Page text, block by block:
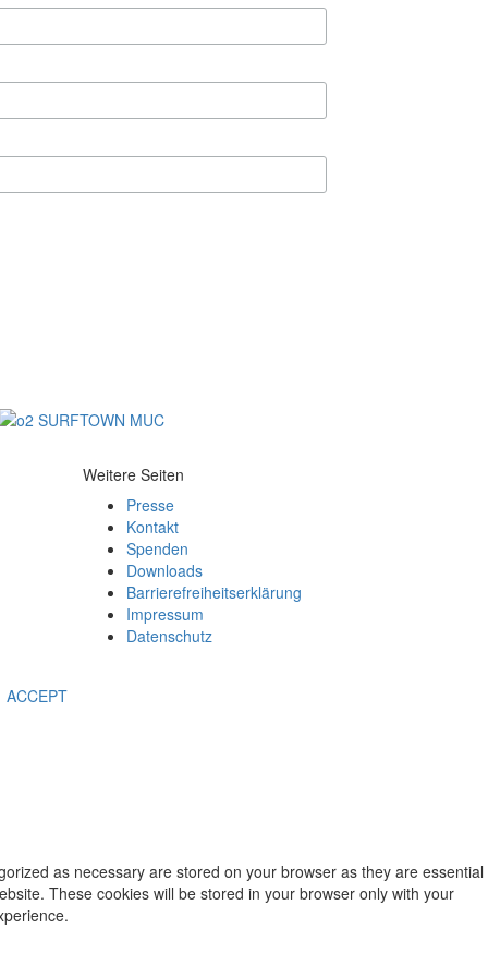
Weitere Seiten
Presse
Kontakt
Spenden
Downloads
Barrierefreiheitserklärung
Impressum
Datenschutz
ACCEPT
as necessary are stored on your browser as they are essential
These cookies will be stored in your browser only with your